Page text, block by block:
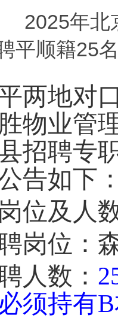
2025年北
平顺籍25
两地对
物业管
招聘专
告如下
位及人
岗位：
人数：
须持有